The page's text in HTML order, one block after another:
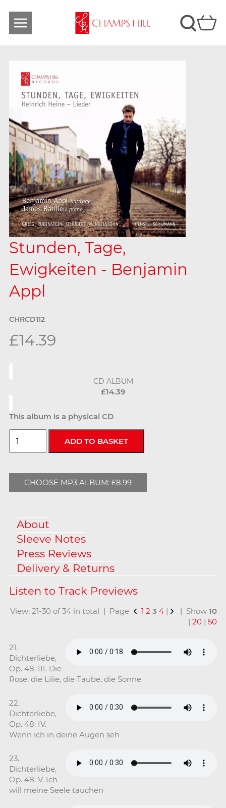
Stunden, Tage,
Ewigkeiten - Benjamin
Appl
CHRCD112
£14.39
CD ALBUM
£14.39
This album is a physical CD
CHOOSE MP3 ALBUM: £8.99
About
Sleeve Notes
Press Reviews
Delivery & Returns
View: 21-30 of 34 in total | Page 1 2 3 4 | | Show10
|20 |50
21.
Dichterliebe,
Op. 48: III. Die
Rose, die Lilie, die Taube, die Sonne
22.
Dichterliebe,
Op. 48: IV.
Wenn ich in deine Augen seh
23.
Dichterliebe,
Op. 48: V. Ich
will meine Seele tauchen